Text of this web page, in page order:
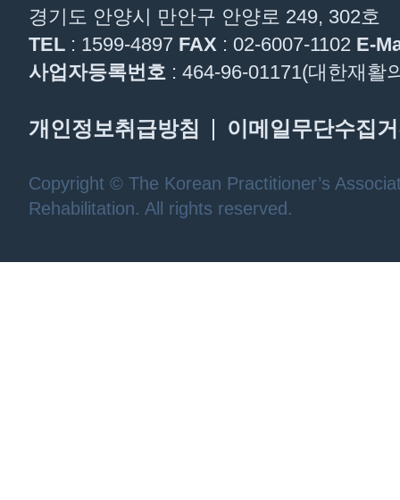
경기도 안양시 만안구 안양로 249, 302호
TEL : 1599-4897 FAX : 02-6007-1102 E-
사업자등록번호 : 464-96-01171(대한재활
개인정보취급방침 이메일무단수집
Copyright © The Korean Practitioner’s
Rehabilitation. All rights reserved.